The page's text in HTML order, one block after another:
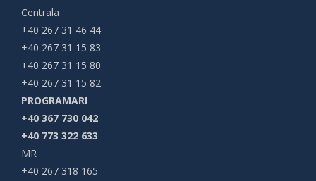
Centrala
+40 267 31 46 44
+40 267 31 15 83
+40 267 31 15 80
+40 267 31 15 82
PROGRAMARI
+40 367 730 042
+40 773 322 633
MR
+40 267 318 165